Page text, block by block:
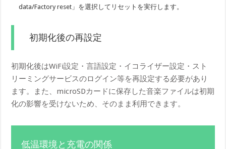
data/Factory reset」を選択してリセットを実行します。
初期化後の再設定
初期化後はWiFi設定・言語設定・イコライザー設定・スト
リーミングサービスのログイン等を再設定する必要があり
ます。また、microSDカードに保存した音楽ファイルは初期
化の影響を受けないため、そのまま利用できます。
低温環境と充電の関係